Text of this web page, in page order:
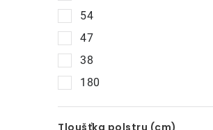
54
47
38
180